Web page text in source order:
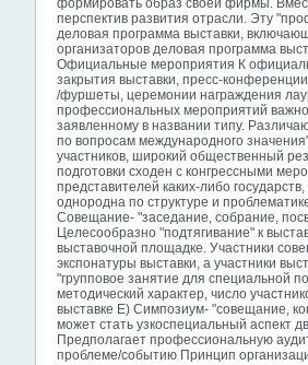
формировать образ своей фирмы.
перспектив развития отрасли. Эту
деловая программа выставки,
организаторов деловая программа
Официальные мероприятия К
закрытия выставки, пресс-
/фуршеты, церемонии награждения
профессиональных мероприятий
заявленному в названии типу.
по вопросам международного
участников, широкий общественный
подготовки сходен с конгрессными
представителей каких-либо
однородна по структуре и
Совещание- "заседание, собрание,
Целесообразно "подтягивание" к
выставочной площадке. Участники
экспонатуры выставки, а участники
"групповое занятие для специальной
методический характер, число
выставке Е) Симпозиум- "совещание,
может стать узкоспециальный аспект
Предполагает профессиональную
проблеме/событию Принцип